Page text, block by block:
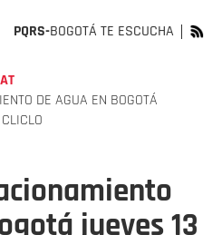
PQRS-BOGOTÁ TE ESCUCHA
DE AGUA EN BOGOTÁ
jueves 13